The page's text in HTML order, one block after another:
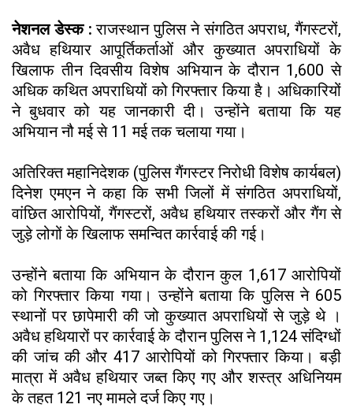
नेशनल डेस्क :राजस्थान पुलिस ने संगठित अपराध, गैंगस्टरों,
अवैध हथियार आपूर्तिकर्ताओं और कुख्यात अपराधियों के
खिलाफ तीन दिवसीय विशेष अभियान के दौरान 1,600 से
अधिक कथित अपराधियों को गिरफ्तार किया है। अधिकारियों
ने बुधवार को यह जानकारी दी। उन्होंने बताया कि यह
अभियान नौ मई से 11 मई तक चलाया गया।
अतिरिक्त महानिदेशक (पुलिस गैंगस्टर निरोधी विशेष कार्यबल)
दिनेश एमएन ने कहा कि सभी जिलों में संगठित अपराधियों,
वांछित आरोपियों, गैंगस्टरों, अवैध हथियार तस्करों और गैंग से
जुड़े लोगों के खिलाफ समन्वित कार्रवाई की गई।
उन्होंने बताया कि अभियान के दौरान कुल 1,617 आरोपियों
को गिरफ्तार किया गया। उन्होंने बताया कि पुलिस ने 605
स्थानों पर छापेमारी की जो कुख्यात अपराधियों से जुड़े थे ।
अवैध हथियारों पर कार्रवाई के दौरान पुलिस ने 1,124 संदिग्धों
की जांच की और 417 आरोपियों को गिरफ्तार किया। बड़ी
मात्रा में अवैध हथियार जब्त किए गए और शस्त्र अधिनियम
के तहत 121 नए मामले दर्ज किए गए।